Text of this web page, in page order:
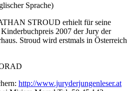
Sprache)
STROUD erhielt für seine
2007 der Jury der
Stroud wird erstmals in Österreich
http://www.juryderjungenleser.at